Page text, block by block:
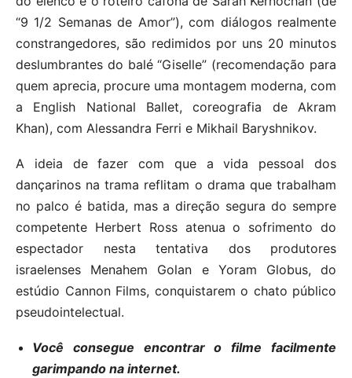
“9 1/2 Semanas de Amor”), com diálogos realmente
constrangedores, são redimidos por uns 20 minutos
deslumbrantes do balé “Giselle” (recomendação para
quem aprecia, procure uma montagem moderna, com
a English National Ballet, coreografia de Akram
Khan), com Alessandra Ferri e Mikhail Baryshnikov.
A ideia de fazer com que a vida pessoal dos
dançarinos na trama reflitam o drama que trabalham
no palco é batida, mas a direção segura do sempre
competente Herbert Ross atenua o sofrimento do
espectador nesta tentativa dos produtores
israelenses Menahem Golan e Yoram Globus, do
estúdio Cannon Films, conquistarem o chato público
pseudointelectual.
Você consegue encontrar o filme facilmente
garimpando na internet.